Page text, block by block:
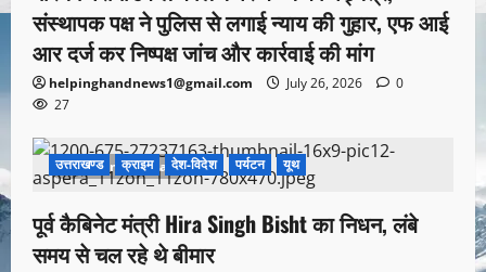
संस्थापक पक्ष ने पुलिस से लगाई न्याय की गुहार, एफ आई
आर दर्ज कर निष्पक्ष जांच और कार्रवाई की मांग
helpinghandnews1@gmail.com July 26, 2026
0
27
1 minute read
उत्तराखण्ड क्राइम देश-विदेश पर्यटन यूथ
पूर्व कैबिनेट मंत्री Hira Singh Bisht का निधन, लंबे
समय से चल रहे थे बीमार